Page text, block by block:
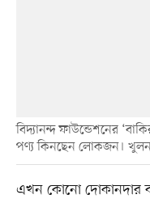
বিদ্যানন্দ ফাউন্ডেশনের
পণ্য কিনছেন লোকজন। খুলনা
এখন কোনো দোকানদার